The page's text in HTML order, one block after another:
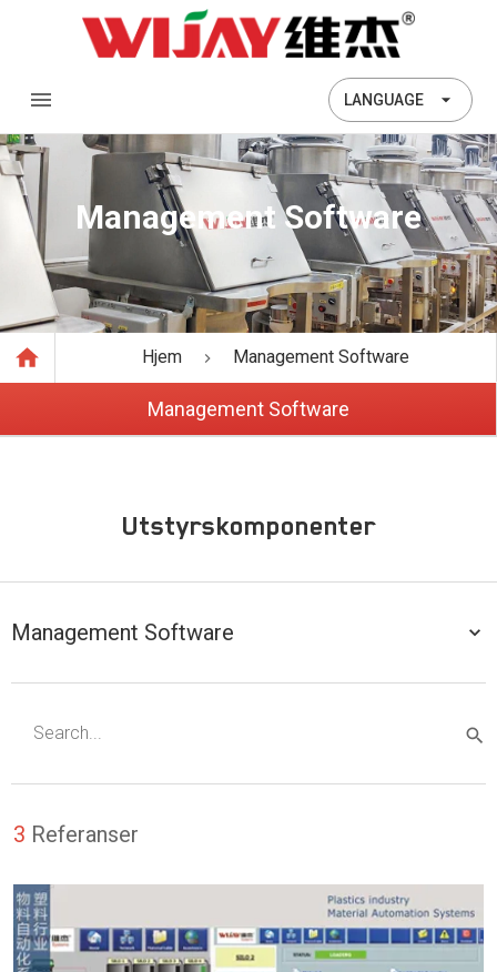
LANGUAGE
Management Software
Hjem Management Software
Management Software
Utstyrskomponenter
Management Software
3 Referanser